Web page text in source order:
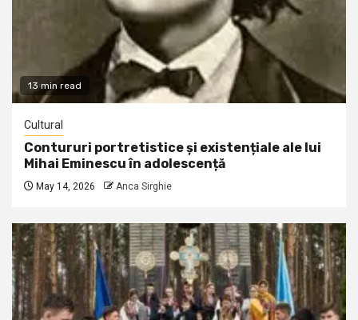
13 min read
Cultural
Contururi portretistice și existențiale ale lui
Mihai Eminescu în adolescență
May 14, 2026 Anca Sirghie